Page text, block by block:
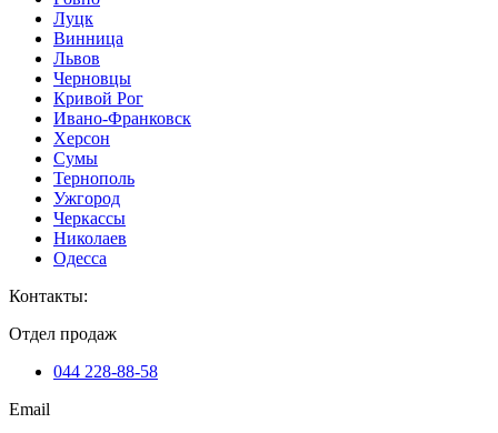
Луцк
Винница
Львов
Черновцы
Кривой Рог
Ивано-Франковск
Херсон
Сумы
Тернополь
Ужгород
Черкассы
Николаев
Одесса
Контакты:
Отдел продаж
044 228-88-58
Email